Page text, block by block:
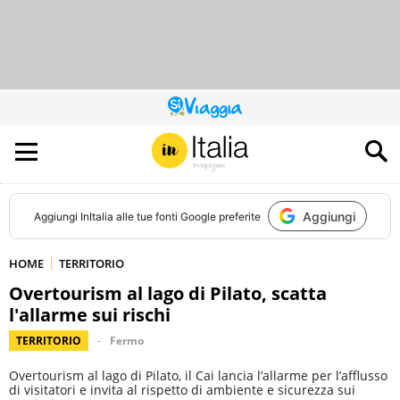
QUESTO
SITO
CONTRIBUISCE
ALL’AUDIENCE
DI
Aggiungi InItalia alle tue fonti Google preferite Aggiungi
HOME TERRITORIO
Overtourism al lago di Pilato, scatta
l'allarme sui rischi
TERRITORIO Fermo
Overtourism al lago di Pilato, il Cai lancia l’allarme per l’afflusso
di visitatori e invita al rispetto di ambiente e sicurezza sui